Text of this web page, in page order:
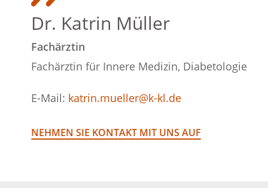
Dr. Katrin Müller
Fachärztin
Fachärztin für Innere Medizin, Diabetologie
E-Mail: katrin.mueller@k-kl.de
NEHMEN SIE KONTAKT MIT UNS AUF